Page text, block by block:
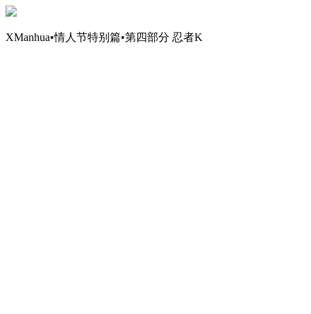
XManhua•情人节特别篇•第四部分 忍者K